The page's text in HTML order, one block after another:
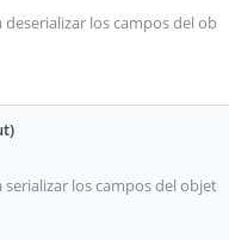
los campos del ob
los campos del objet